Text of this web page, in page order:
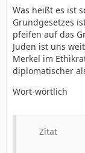
Was heißt es ist
Grundgesetzes
pfeifen auf das
Juden ist uns
Merkel im
diplomatischer
Wort-wörtlich
Zitat